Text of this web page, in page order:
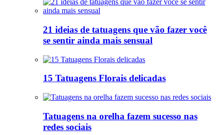
21 ideias de tatuagens que vão fazer você
se sentir ainda mais sensual
15 Tatuagens Florais delicadas
Tatuagens na orelha fazem sucesso nas
redes sociais